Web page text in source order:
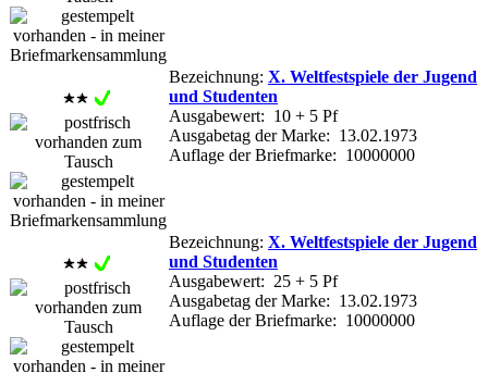
Bezeichnung: X. Weltfestspiele der Jugend
und Studenten
Ausgabewert: 10 + 5 Pf
Ausgabetag der Marke: 13.02.1973
Auflage der Briefmarke: 10000000
Bezeichnung: X. Weltfestspiele der Jugend
und Studenten
Ausgabewert: 25 + 5 Pf
Ausgabetag der Marke: 13.02.1973
Auflage der Briefmarke: 10000000